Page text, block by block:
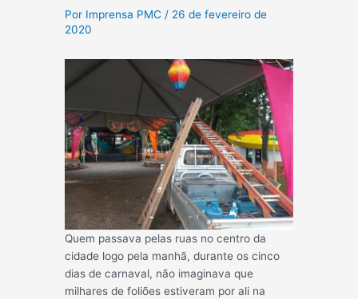
Por Imprensa PMC / 26 de fevereiro de
2020
Quem passava pelas ruas no centro da
cidade logo pela manhã, durante os cinco
dias de carnaval, não imaginava que
milhares de foliões estiveram por ali na